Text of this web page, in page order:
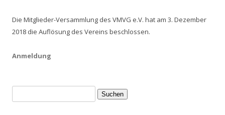
Die Mitglieder-Versammlung des VMVG e.V. hat am 3. Dezember
2018 die Auflösung des Vereins beschlossen.
Anmeldung
nach: